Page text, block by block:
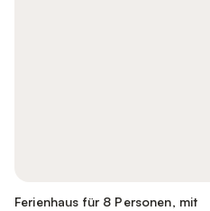
Ferienhaus für 8 Personen, mit